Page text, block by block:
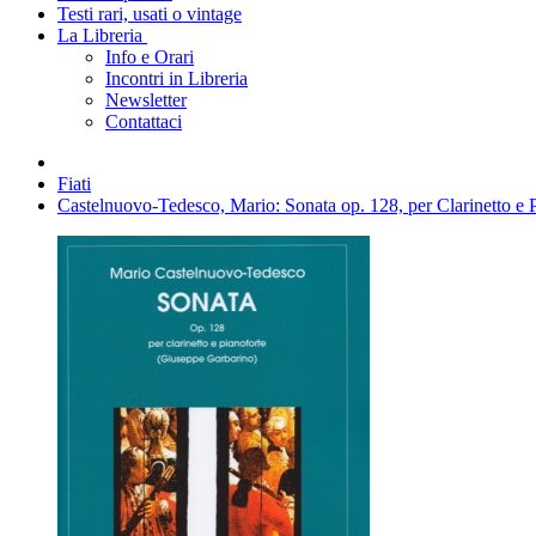
Testi rari, usati o vintage
La Libreria
Info e Orari
Incontri in Libreria
Newsletter
Contattaci
Fiati
Castelnuovo-Tedesco, Mario: Sonata op. 128, per Clarinetto e